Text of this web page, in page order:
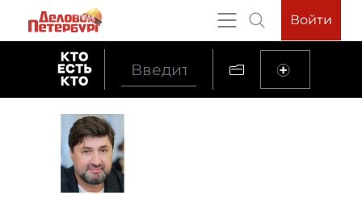
Войти